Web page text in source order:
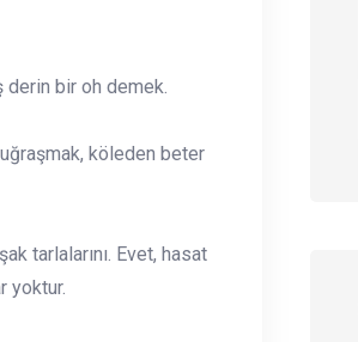
derin bir oh demek.
köleden beter
tarlalarını. Evet, hasat
yoktur.